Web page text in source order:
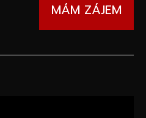
MÁM ZÁJEM